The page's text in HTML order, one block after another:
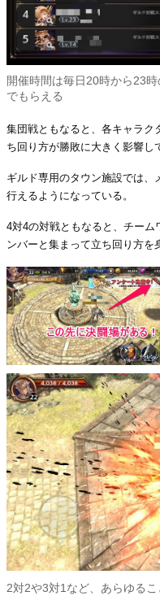
開催時間は毎日20時から23
でもらえる
集団戦ともなると、各キャラク
ち回り方が勝敗に大きく影響し
ギルド専用のタウン施設では、
行えるようになっている。
4対4の対戦ともなると、チーム
ンバーと集まって立ち回り方を
2対2や3対1など、あらゆる